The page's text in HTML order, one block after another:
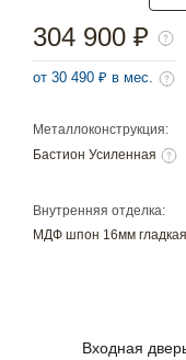
Металлоконструкция:
Бастион Усиленная
Внутренняя отделка:
МДФ шпон 16мм гладкая
304 900 ₽
от 30 490 ₽ в мес.
Входная